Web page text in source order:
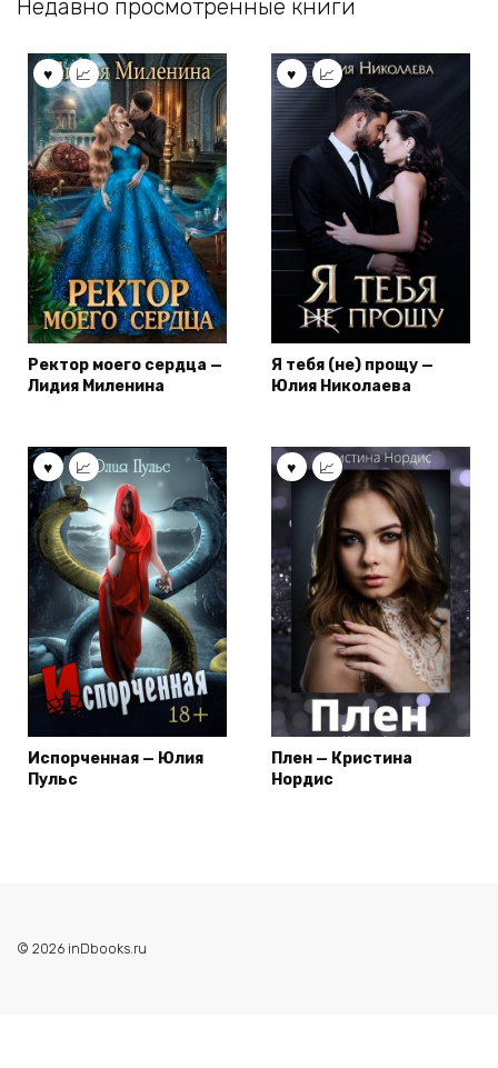
Недавно просмотренные книги
Ректор моего сердца —
Лидия Миленина
Я тебя (не) прощу —
Юлия Николаева
Испорченная — Юлия
Пульс
Плен — Кристина
Нордис
© 2026 inDbooks.ru